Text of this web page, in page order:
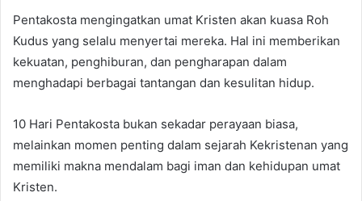
Pentakosta mengingatkan umat Kristen akan kuasa Roh
Kudus yang selalu menyertai mereka. Hal ini memberikan
kekuatan, penghiburan, dan pengharapan dalam
menghadapi berbagai tantangan dan kesulitan hidup.
10 Hari Pentakosta bukan sekadar perayaan biasa,
melainkan momen penting dalam sejarah Kekristenan yang
memiliki makna mendalam bagi iman dan kehidupan umat
Kristen.